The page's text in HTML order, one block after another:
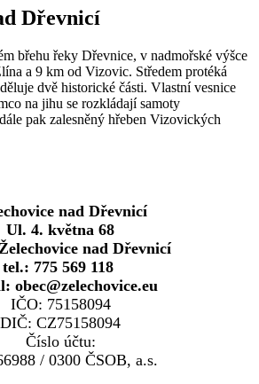
Dřevnicí
břehu řeky Dřevnice, v nadmořské výšce
a 9 km od Vizovic. Středem protéká
dvě historické části. Vlastní vesnice
na jihu se rozkládají samoty
pak zalesněný hřeben Vizovických
nad Dřevnicí
Ul. 4. května 68
nad Dřevnicí
tel.: 775 569 118
obec@zelechovice.eu
IČO: 75158094
DIČ: CZ75158094
Číslo účtu:
/ 0300 ČSOB, a.s.